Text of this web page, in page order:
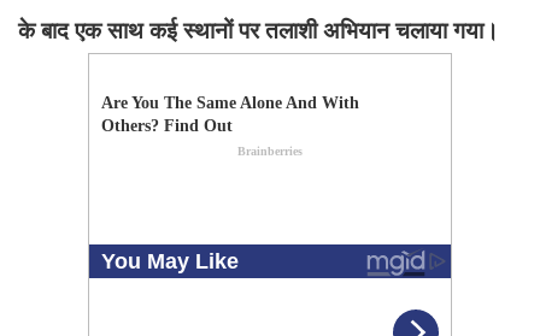
के बाद एक साथ कई स्थानों पर तलाशी अभियान चलाया गया।